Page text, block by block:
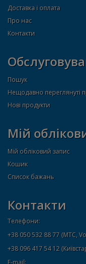
Доставка і оплата
Про нас
Контакти
Пошук
Нещодавно переглянуті
Нові продукти
Мій
Мій обліковий запис
Кошик
Список бажань
Контакти
Телефони:
+38 050 532 88 77 (МТС,
+38 096 417 54 12
E-mail: